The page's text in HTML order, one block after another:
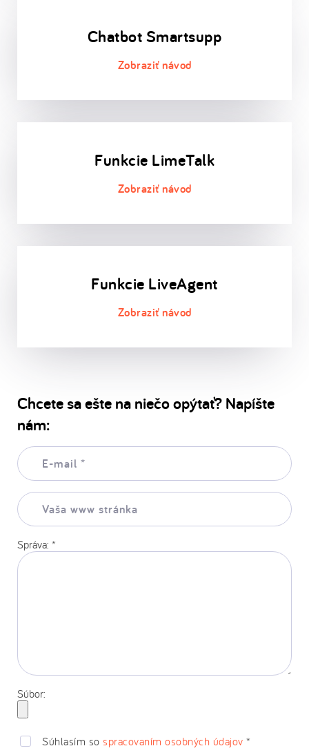
Chatbot Smartsupp
Funkcie LimeTalk
Funkcie LiveAgent
Chcete sa ešte na niečo opýtať? Napíšte
nám:
E-
mail:
Vaša
www
stránka:
Správa: *
Súbor:
Súhlasím so spracovaním osobných údajov *